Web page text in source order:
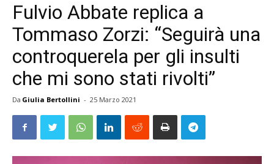
Fulvio Abbate replica a
Tommaso Zorzi: “Seguirà una
controquerela per gli insulti
che mi sono stati rivolti”
Da Giulia Bertollini - 25 Marzo 2021